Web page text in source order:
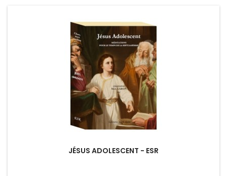
JÉSUS ADOLESCENT - ESR